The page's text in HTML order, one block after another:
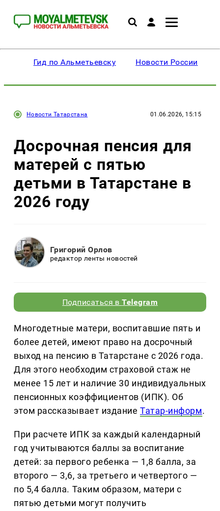
Гид по Альметьевску Новости России
Новости Татарстана 01.06.2026, 15:15
Досрочная пенсия для
матерей с пятью
детьми в Татарстане в
2026 году
Григорий Орлов
редактор ленты новостей
Подписаться вTelegram
Многодетные матери, воспитавшие пять и
более детей, имеют право на досрочный
выход на пенсию в Татарстане с 2026 года.
Для этого необходим страховой стаж не
менее 15 лет и наличие 30 индивидуальных
пенсионных коэффициентов (ИПК). Об
этом рассказывает изданиеТатар-информ.
При расчете ИПК за каждый календарный
год учитываются баллы за воспитание
детей: за первого ребенка — 1,8 балла, за
второго — 3,6, за третьего и четвертого —
по 5,4 балла. Таким образом, матери с
пятью детьми могут получить